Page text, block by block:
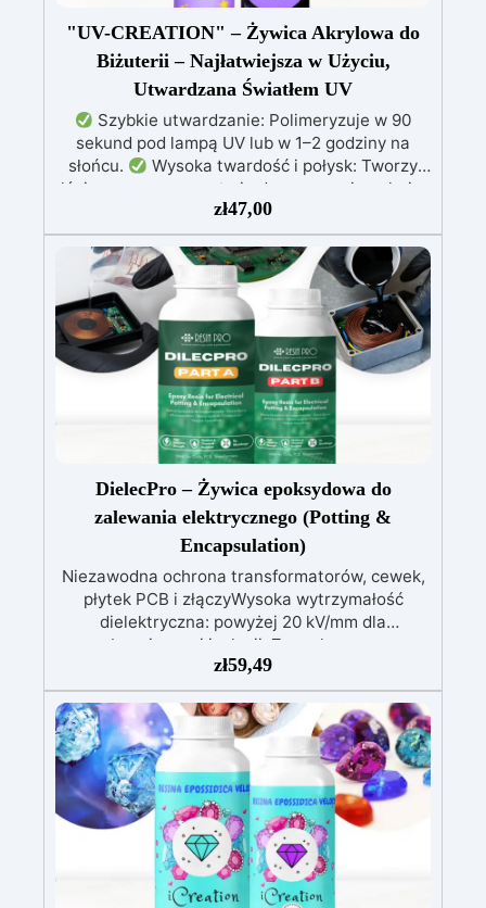
"UV-CREATION" – Żywica Akrylowa do
Biżuterii – Najłatwiejsza w Użyciu,
Utwardzana Światłem UV
Szybkie utwardzanie: Polimeryzuje w 90
sekund pod lampą UV lub w 1–2 godziny na
słońcu.
Wysoka twardość i połysk: Tworzy
Łatwość użycia: Nie wymaga katalizatora –
wystarczy nałożyć, a utwardza się natychmiast.
Wszechstronność: Idealna do biżuterii,
akcesoriów i spersonalizowanych dekoracji.
Nowa formuła: Nie pozostawia lepkiej
powierzchni, zapewniając czysty i bezpieczny
efekt.
zł47,00
DielecPro – Żywica epoksydowa do
zalewania elektrycznego (Potting &
Encapsulation)
Niezawodna ochrona transformatorów, cewek,
płytek PCB i złączyWysoka wytrzymałość
dielektryczna: powyżej 20 kV/mm dla
bezpiecznej izolacji. Zero skurczu:
gwarantowana stabilność wymiarowa podczas
utwardzania. Odporność na wilgoć i środki
chemiczne: idealna także do trudnych
warunków. Wszechstronna: odpowiednia do
transformatorów, uzwojeń, płytek PCB i
wrażliwych elementów. Długotrwała
niezawodność: chroni systemy do +150°C
temperatury pracy Dostępna w wersji
przezroczystej (do LED i łatwej kontroli) oraz z
czarnym barwnikiem – osobno, dla ochrony
patentowej i anty-sabotażowej.
zł59,49